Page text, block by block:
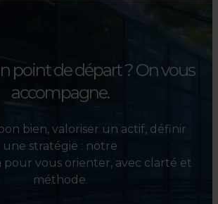
point de départ ?On vous
accompagne.
bien, valoriser un actif, définir
une stratégie : notre
pour vous orienter, avec clarté et
méthode.